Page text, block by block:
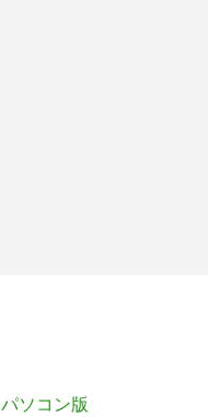
パソコン版